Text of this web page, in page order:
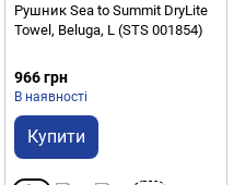
Рушник Sea to Summit DryLite
Towel, Beluga, L (STS 001854)
966 грн
В наявності
Купити